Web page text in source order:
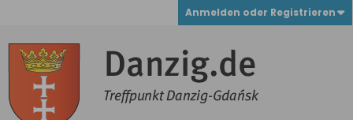
Anmelden oder Registrieren